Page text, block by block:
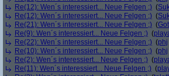
Re(12): Wen´s interessiert... Neue Felgen ;) (
Re(12): Wen´s interessiert... Neue Felgen ;) (
Re(21): Wen´s interessiert... Neue Felgen ;) (
Re(9): Wen´s interessiert... Neue Felgen ;) (
Re(22): Wen´s interessiert... Neue Felgen ;) (phj
Re(10): Wen´s interessiert... Neue Felgen ;) (phj
Re(2): Wen´s interessiert... Neue Felgen ;) (
Re(11): Wen´s interessiert... Neue Felgen ;) (